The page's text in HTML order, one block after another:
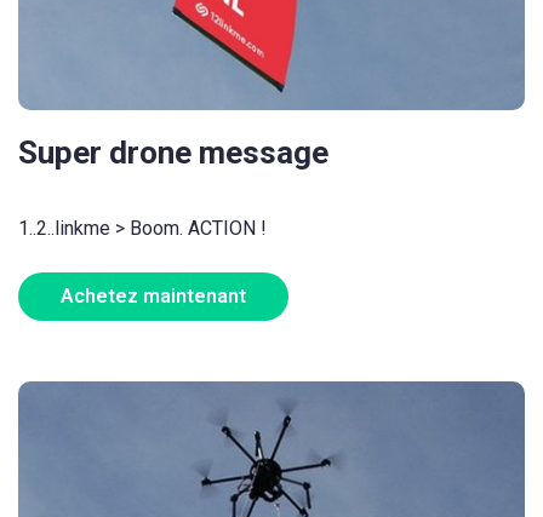
Super drone message
1..2..linkme > Boom. ACTION !
Achetez maintenant